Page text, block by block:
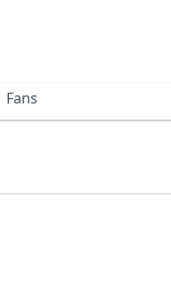
Fans